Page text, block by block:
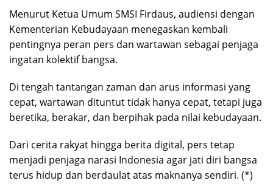
Menurut Ketua Umum SMSI Firdaus, audiensi dengan
Kementerian Kebudayaan menegaskan kembali
pentingnya peran pers dan wartawan sebagai penjaga
ingatan kolektif bangsa.
Di tengah tantangan zaman dan arus informasi yang
cepat, wartawan dituntut tidak hanya cepat, tetapi juga
beretika, berakar, dan berpihak pada nilai kebudayaan.
Dari cerita rakyat hingga berita digital, pers tetap
menjadi penjaga narasi Indonesia agar jati diri bangsa
terus hidup dan berdaulat atas maknanya sendiri. (*)